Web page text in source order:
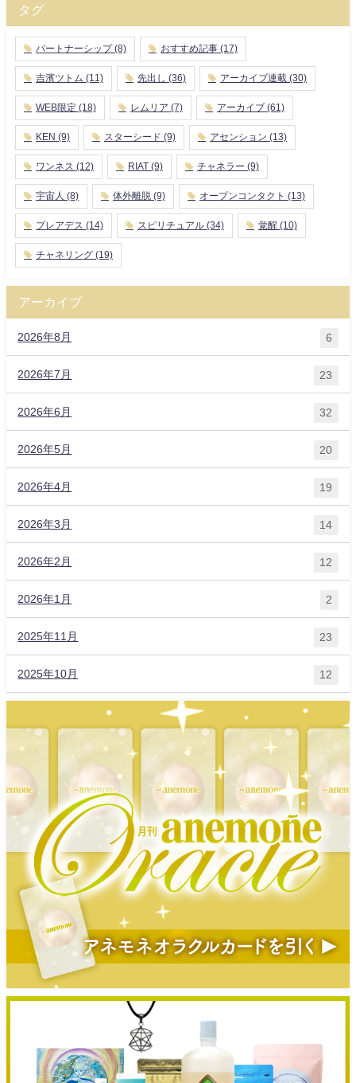
タグ
パートナーシップ(8) おすすめ記事 (17)
吉濱ツトム (11) 先出し (36) アーカイブ連載 (30)
WEB限定 (18) レムリア (7) アーカイブ (61)
KEN (9) スターシード (9) アセンション (13)
ワンネス (12) RIAT (9) チャネラー (9)
宇宙人 (8) 体外離脱 (9) オープンコンタクト (13)
プレアデス (14) スピリチュアル (34) 覚醒 (10)
チャネリング (19)
アーカイブ
2026年8月 6
2026年7月 23
2026年6月 32
2026年5月 20
2026年4月 19
2026年3月 14
2026年2月 12
2026年1月 2
2025年11月 23
2025年10月 12